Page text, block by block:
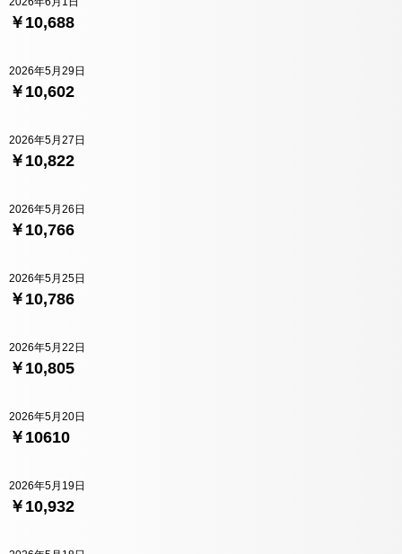
￥10,688
￥10,602
2026年5月29日
￥10,822
2026年5月27日
￥10,766
2026年5月26日
￥10,786
2026年5月25日
￥10,805
2026年5月22日
￥10610
2026年5月20日
￥10,932
2026年5月19日